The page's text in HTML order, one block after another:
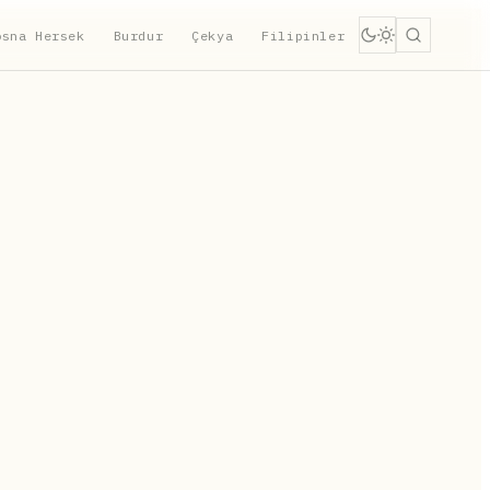
Hersek Burdur Çekya Filipinler